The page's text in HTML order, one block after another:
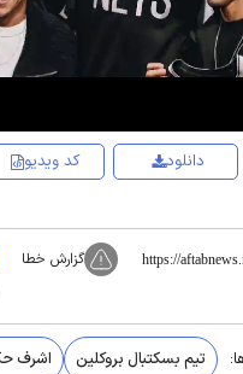
Video
کد ویدیو دانلود
https:// گزارش خطا
تیم بسکتبال بروکلین
اشرف